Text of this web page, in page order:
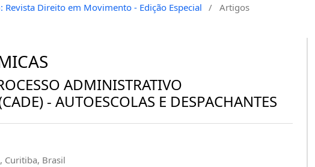
Revista Direito em Movimento - Edição Especial / Artigos
ADMINISTRATIVO
- AUTOESCOLAS E DESPACHANTES
Curitiba, Brasil